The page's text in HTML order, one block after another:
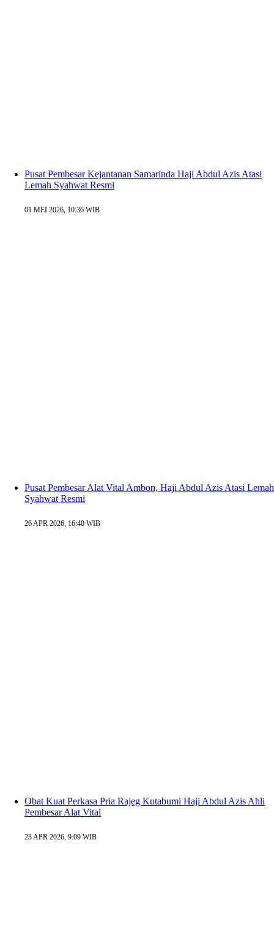
Pusat Pembesar Kejantanan Samarinda Haji Abdul Azis Atasi
Lemah Syahwat Resmi
01 MEI 2026, 10:36 WIB
Pusat Pembesar Alat Vital Ambon, Haji Abdul Azis Atasi Lemah
Syahwat Resmi
26 APR 2026, 16:40 WIB
Obat Kuat Perkasa Pria Rajeg Kutabumi Haji Abdul Azis Ahli
Pembesar Alat Vital
23 APR 2026, 9:09 WIB